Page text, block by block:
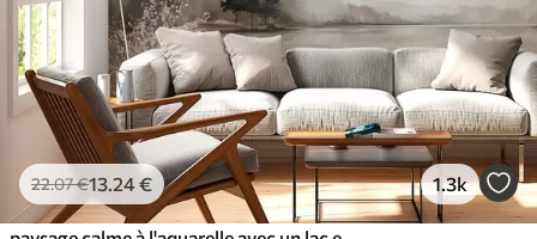
22.07€13 .24€ 1.3k